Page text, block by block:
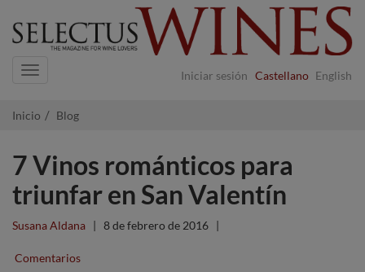
Iniciar sesión Castellano English
Navigation
Inicio Blog
7 Vinos románticos para
triunfar en San Valentín
Susana Aldana | 8 de febrero de 2016 |
Comentarios